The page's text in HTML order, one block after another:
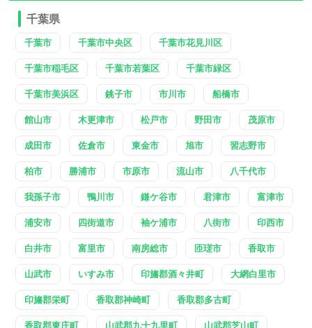
千葉県
千葉市 千葉市中央区 千葉市花見川区
千葉市稲毛区 千葉市若葉区 千葉市緑区
千葉市美浜区 銚子市 市川市 船橋市
館山市 木更津市 松戸市 野田市 茂原市
成田市 佐倉市 東金市 旭市 習志野市
柏市 勝浦市 市原市 流山市 八千代市
我孫子市 鴨川市 鎌ケ谷市 君津市 富津市
浦安市 四街道市 袖ケ浦市 八街市 印西市
白井市 富里市 南房総市 匝瑳市 香取市
山武市 いすみ市 印旛郡酒々井町 大網白里市
印旛郡栄町 香取郡神崎町 香取郡多古町
香取郡東庄町 山武郡九十九里町 山武郡芝山町